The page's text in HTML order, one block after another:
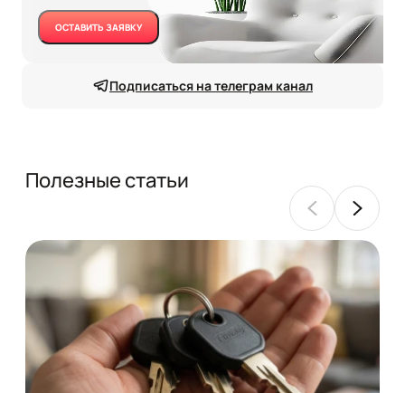
ОСТАВИТЬ ЗАЯВКУ
Подписаться на телеграм канал
Полезные статьи